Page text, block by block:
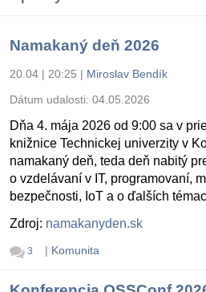
Namakaný deň 2026
20.04 | 20:25 | Miroslav Bendík
Dátum udalosti: 04.05.2026
Dňa 4. mája 2026 od 9:00 sa v
knižnice Technickej univerzity v
namakaný deň, teda deň nabitý
o vzdelávaní v IT, programovaní,
bezpečnosti, IoT a o ďalších
Zdroj: namakanyden.sk
3 | Komunita